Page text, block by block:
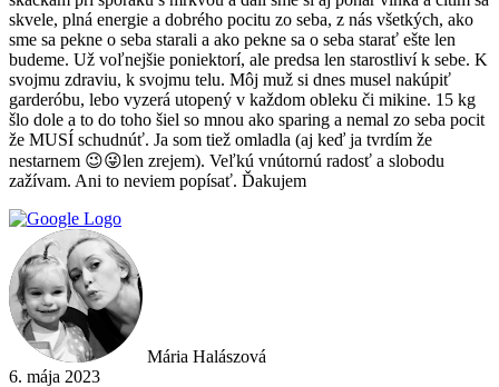
skvele, plná energie a dobrého pocitu zo seba, z nás všetkých, ako
sme sa pekne o seba starali a ako pekne sa o seba starať ešte len
budeme. Už voľnejšie poniektorí, ale predsa len starostliví k sebe. K
svojmu zdraviu, k svojmu telu. Môj muž si dnes musel nakúpiť
garderóbu, lebo vyzerá utopený v každom obleku či mikine. 15 kg
šlo dole a to do toho šiel so mnou ako sparing a nemal zo seba pocit
že MUSÍ schudnúť. Ja som tiež omladla (aj keď ja tvrdím že
nestarnem 😉😜len zrejem). Veľkú vnútornú radosť a slobodu
zažívam. Ani to neviem popísať. Ďakujem
Mária Halászová
6. mája 2023